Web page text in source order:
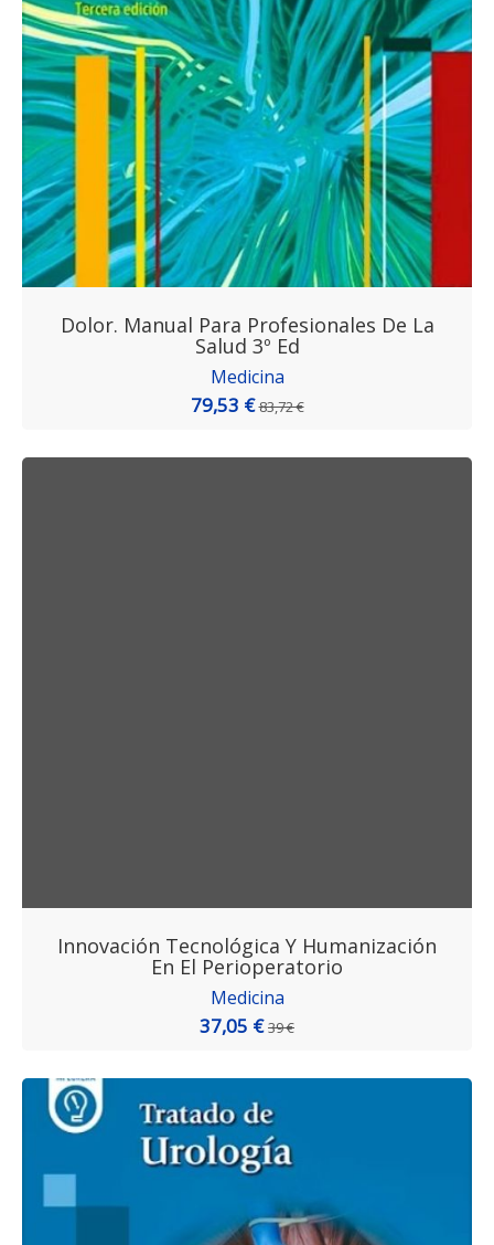
Dolor. Manual Para Profesionales De La
Salud 3º Ed
Medicina
79,53 €83,72 €
Innovación Tecnológica Y Humanización
En El Perioperatorio
Medicina
37,05 €39 €